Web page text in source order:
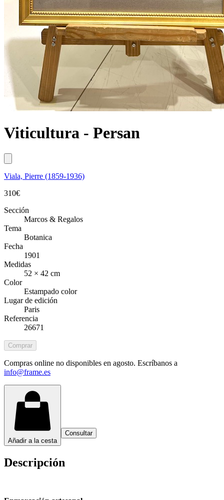
Viticultura - Persan
Viala, Pierre (1859-1936)
310€
Sección
Marcos & Regalos
Tema
Botanica
Fecha
1901
Medidas
52 × 42 cm
Color
Estampado color
Lugar de edición
Paris
Referencia
26671
Comprar
Compras online no disponibles en agosto. Escríbanos a
info@frame.es
Añadir a la cesta
Consultar
Descripción